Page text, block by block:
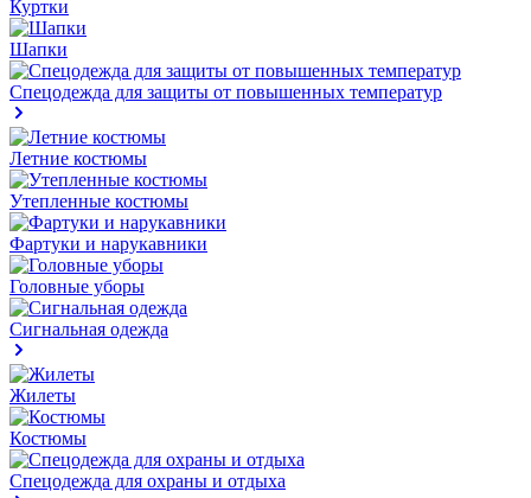
Куртки
Шапки
Спецодежда для защиты от повышенных температур
Летние костюмы
Утепленные костюмы
Фартуки и нарукавники
Головные уборы
Сигнальная одежда
Жилеты
Костюмы
Спецодежда для охраны и отдыха